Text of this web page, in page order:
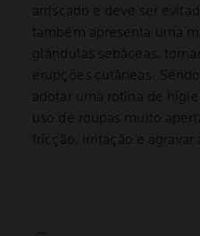
arriscado e deve ser
também apresenta uma
glândulas sebáceas,
erupções cutâneas.
adotar uma rotina de
uso de roupas muito
fricção, irritação e agravar